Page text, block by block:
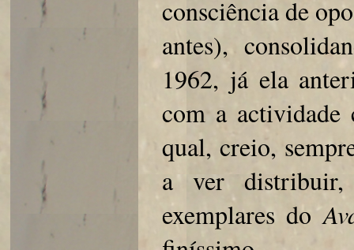
consciência de
antes),
1962, já ela
com a actividade
qual, creio,
a ver distribuir,
exemplares do